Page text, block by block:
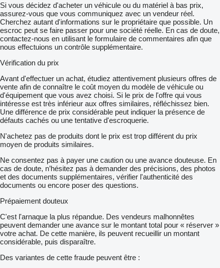
Si vous décidez d'acheter un véhicule ou du matériel à bas prix,
assurez-vous que vous communiquez avec un vendeur réel.
Cherchez autant d'informations sur le propriétaire que possible. Un
escroc peut se faire passer pour une société réelle. En cas de doute,
contactez-nous en utilisant le formulaire de commentaires afin que
nous effectuions un contrôle supplémentaire.
Vérification du prix
Avant d'effectuer un achat, étudiez attentivement plusieurs offres de
vente afin de connaître le coût moyen du modèle de véhicule ou
d'équipement que vous avez choisi. Si le prix de l'offre qui vous
intéresse est très inférieur aux offres similaires, réfléchissez bien.
Une différence de prix considérable peut indiquer la présence de
défauts cachés ou une tentative d'escroquerie.
N'achetez pas de produits dont le prix est trop différent du prix
moyen de produits similaires.
Ne consentez pas à payer une caution ou une avance douteuse. En
cas de doute, n’hésitez pas à demander des précisions, des photos
et des documents supplémentaires, vérifier l'authenticité des
documents ou encore poser des questions.
Prépaiement douteux
C'est l'arnaque la plus répandue. Des vendeurs malhonnêtes
peuvent demander une avance sur le montant total pour « réserver »
votre achat. De cette manière, ils peuvent recueillir un montant
considérable, puis disparaître.
Des variantes de cette fraude peuvent être :